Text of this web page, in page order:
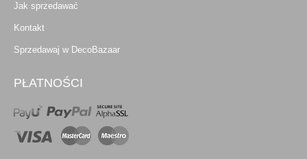
Jak sprzedawać
Kontakt
Sprzedawaj w DecoBazaar
PŁATNOŚCI